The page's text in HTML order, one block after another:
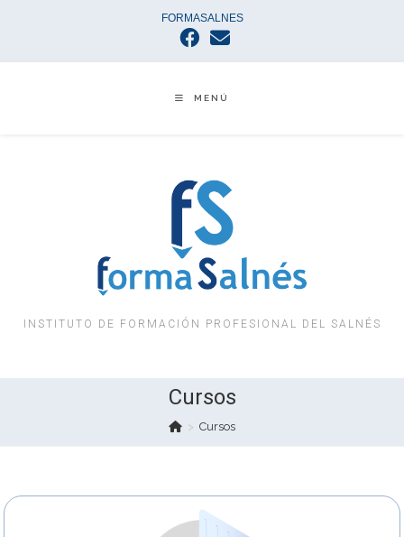
FORMASALNES
MENÚ
INSTITUTO DE FORMACIÓN PROFESIONAL DEL SALNÉS
Cursos
> Cursos